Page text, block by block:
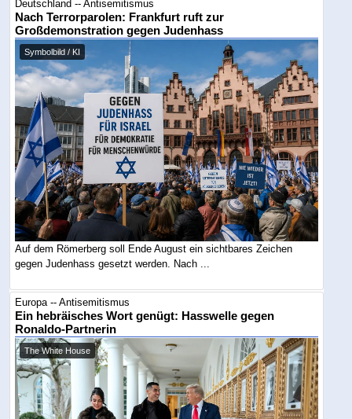
Deutschland -- Antisemitismus
Nach Terrorparolen: Frankfurt ruft zur
Großdemonstration gegen Judenhass
Symbolbild / KI
Auf dem Römerberg soll Ende August ein sichtbares Zeichen
gegen Judenhass gesetzt werden. Nach ...
Europa -- Antisemitismus
Ein hebräisches Wort genügt: Hasswelle gegen
Ronaldo-Partnerin
The White House